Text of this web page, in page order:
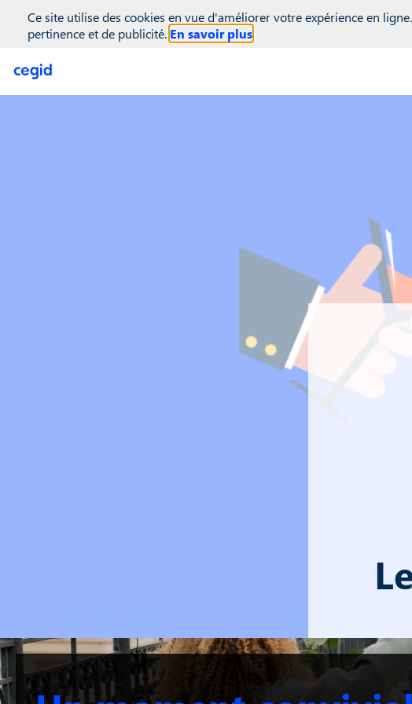
Ce site utilise des cookies en vue d'améliorer votre expérience en
pertinence et de publicité. En savoir plus
inwink.tracking.trackers || []; inwink.tracking.trackers.push({ script: { id :
didInit = true;\r\n Munchkin.init('818-MJH-876');\r\n }\r\n }\r\n var s =
'//munchkin.marketo.net/munchkin.js';\r\n s.onreadystatechange =
initMunchkin;\r\n